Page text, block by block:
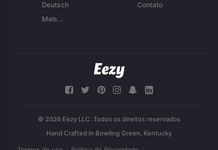
Deutsch
Mais...
Contato
© 2026 Eezy LLC. Todos os direitos reservados